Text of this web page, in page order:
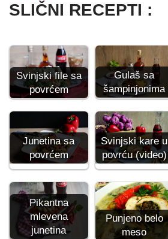
SLIČNI RECEPTI :
Svinjski file sa
povrćem
Gulaš sa
šampinjonima
Junetina sa
povrćem
Svinjski kare u
povrću (video)
Pikantna
mlevena
junetina
Punjeno belo
meso